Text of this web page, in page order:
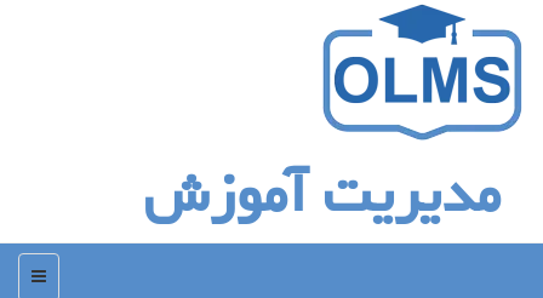
مدیریت آموزش
منو